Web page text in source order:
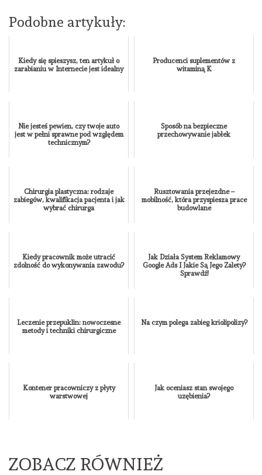
Podobne artykuły:
Kiedy się spieszysz, ten artykuł o
zarabianiu w Internecie jest idealny
Producenci suplementów z
witaminą K
Nie jesteś pewien, czy twoje auto
jest w pełni sprawne pod względem
technicznym?
Sposób na bezpieczne
przechowywanie jabłek
Chirurgia plastyczna: rodzaje
zabiegów, kwalifikacja pacjenta i jak
wybrać chirurga
Rusztowania przejezdne –
mobilność, która przyspiesza prace
budowlane
Kiedy pracownik może utracić
zdolność do wykonywania zawodu?
Jak Działa System Reklamowy
Google Ads I Jakie Są Jego Zalety?
Sprawdź!
Leczenie przepuklin: nowoczesne
metody i techniki chirurgiczne
Na czym polega zabieg kriolipolizy?
Kontener pracowniczy z płyty
warstwowej
Jak oceniasz stan swojego
uzębienia?
ZOBACZ RÓWNIEŻ